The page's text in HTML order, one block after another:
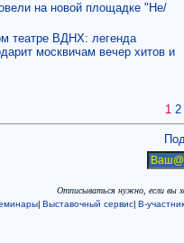
на новой площадке "Не/
театре ВДНХ: легенда
москвичам вечер хитов и
1 2
Отписываться нужно, если вы
| Выставочный сервис| В-